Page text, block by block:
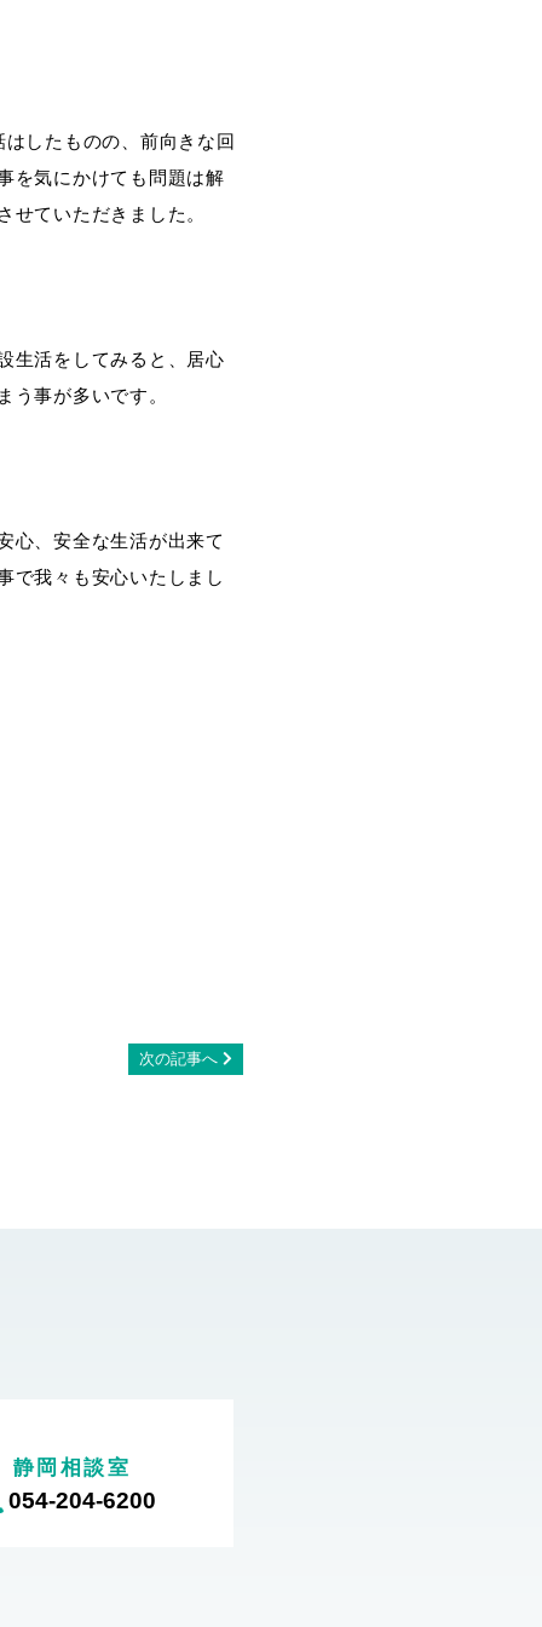
したものの、前向きな回
を気にかけても問題は解
ていただきました。
生活をしてみると、居心
事が多いです。
心、安全な生活が出来て
で我々も安心いたしまし
次の記事へ
静岡相談室
054-204-6200